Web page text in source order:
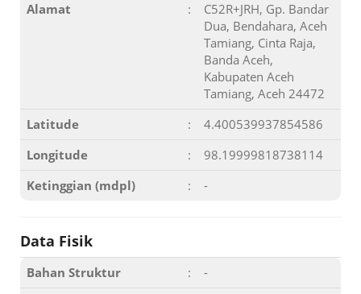
Alamat
:
C52R+JRH, Gp. Bandar
Dua, Bendahara, Aceh
Tamiang, Cinta Raja,
Banda Aceh,
Kabupaten Aceh
Tamiang, Aceh 24472
Latitude
:
4.400539937854586
Longitude
:
98.19999818738114
Ketinggian (mdpl)
: -
Data Fisik
Bahan Struktur :
-